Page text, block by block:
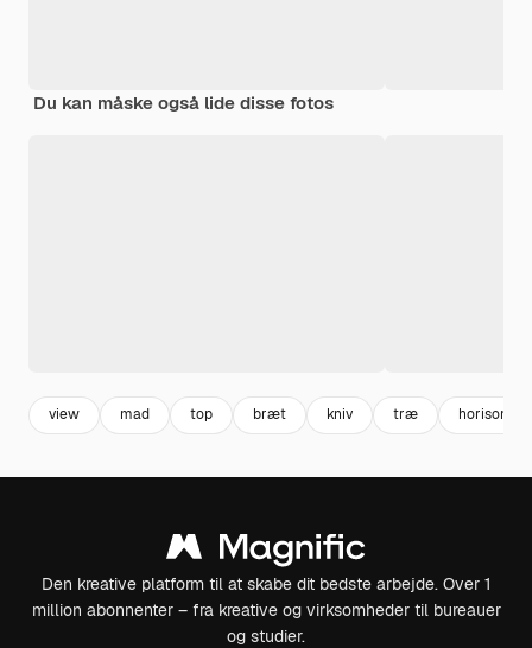
Du kan måske også lide disse fotos
view mad top bræt kniv træ horisontal
Den kreative platform til at skabe dit bedste arbejde. Over 1
million abonnenter – fra kreative og virksomheder til bureauer
og studier.